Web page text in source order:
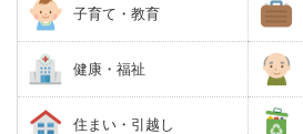
子育て・教育
健康・福祉
住まい・引越し